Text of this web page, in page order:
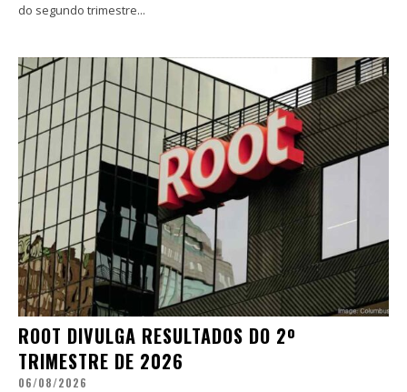
do segundo trimestre...
ROOT DIVULGA RESULTADOS DO 2º
TRIMESTRE DE 2026
06/08/2026